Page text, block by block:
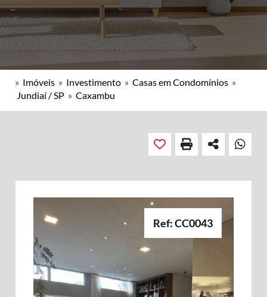
» Imóveis » Investimento » Casas em Condomínios »
Jundiaí / SP » Caxambu
Ref: CC0043